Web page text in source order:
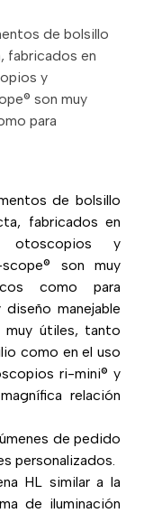
de bolsillo
fabricados en
y
son muy
para
de bolsillo
fabricados en
otoscopios y
son muy
como para
manejable
muy útiles, tanto
como en el uso
ri-mini® y
relación
de pedido
personalizados.
HL similar a la
de iluminación